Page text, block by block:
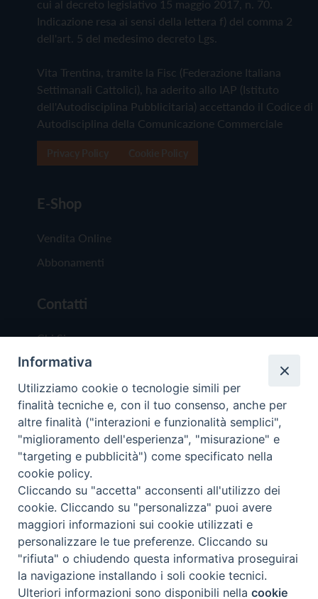
cui al decreto legislativo 15 maggio 2017, n. 70.
Indicazione resa ai sensi della lettera f) del comma 2
dell'art. 5 del medesimo decreto Lgs.
Vita Trentina, tramite la Fisc (Federazione Italiana
Settimanali Cattolici), ha aderito allo IAP (Istituto
dell'Autodisciplina Pubblicitaria) accettando il Codice di
Autodisciplina della Comunicazione Commerciale
E-Shop
Vendita Online
Abbonamenti
Contatti
Chi Siamo
Redazione
Scrivici
Copyright © 2019 - Tutti i diritti riservati - Vita
Trentina Editrice
Privacy Policy
Torna
Preferenze Cookie
Informativa
Utilizziamo cookie o tecnologie simili per
finalità tecniche e, con il tuo consenso, anche per
altre finalità ("interazioni e funzionalità semplici",
"miglioramento dell'esperienza", "misurazione" e
"targeting e pubblicità") come specificato nella
cookie policy.
Cliccando su "accetta" acconsenti all'utilizzo dei
cookie. Cliccando su "personalizza" puoi avere
maggiori informazioni sui cookie utilizzati e
personalizzare le tue preferenze. Cliccando su
"rifiuta" o chiudendo questa informativa proseguirai
la navigazione installando i soli cookie tecnici.
Ulteriori informazioni sono disponibili nellacookie